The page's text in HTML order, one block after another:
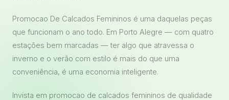
Promocao De Calcados Femininos é uma daquelas peças
que funcionam o ano todo. Em Porto Alegre — com quatro
estações bem marcadas — ter algo que atravessa o
inverno e o verão com estilo é mais do que uma
conveniência, é uma economia inteligente.
Invista em promocao de calcados femininos de qualidade